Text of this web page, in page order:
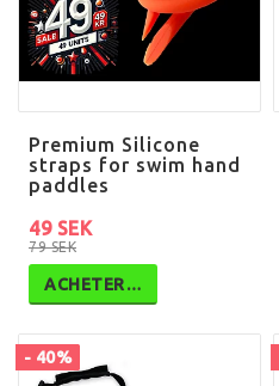
Premium Silicone
straps for swim hand
paddles
79 SEK
49 SEK
ACHETER…
- 40%